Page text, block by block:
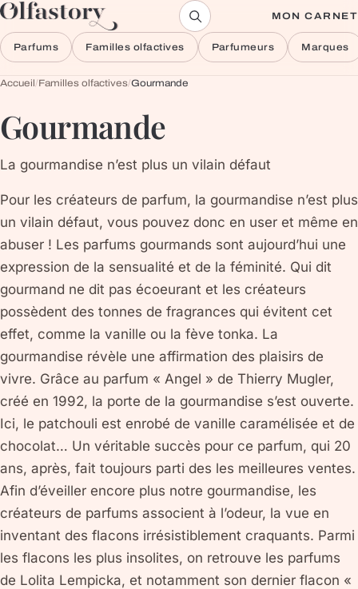
Aller au contenu MON CARNET
Parfums Familles olfactives Parfumeurs Marques
Accueil/Familles olfactives/Gourmande
Gourmande
La gourmandise n’est plus un vilain défaut
Pour les créateurs de parfum, la gourmandise n’est plus
un vilain défaut, vous pouvez donc en user et même en
abuser ! Les parfums gourmands sont aujourd’hui une
expression de la sensualité et de la féminité. Qui dit
gourmand ne dit pas écoeurant et les créateurs
possèdent des tonnes de fragrances qui évitent cet
effet, comme la vanille ou la fève tonka. La
gourmandise révèle une affirmation des plaisirs de
vivre. Grâce au parfum « Angel » de Thierry Mugler,
créé en 1992, la porte de la gourmandise s’est ouverte.
Ici, le patchouli est enrobé de vanille caramélisée et de
chocolat… Un véritable succès pour ce parfum, qui 20
ans, après, fait toujours parti des les meilleures ventes.
Afin d’éveiller encore plus notre gourmandise, les
créateurs de parfums associent à l’odeur, la vue en
inventant des flacons irrésistiblement craquants. Parmi
les flacons les plus insolites, on retrouve les parfums
de Lolita Lempicka, et notamment son dernier flacon «